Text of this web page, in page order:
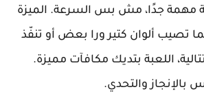
مهمة جدًا، مش بس السرعة. الميزة
تصيب ألوان كتير ورا بعض أو تنفّذ
اللعبة بتديك مكافآت مميزة.
والتحدي.